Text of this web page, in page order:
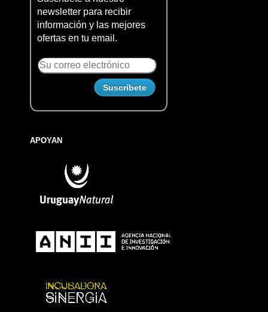
newsletter para recibir
información y las mejores
ofertas en tu email.
APOYAN